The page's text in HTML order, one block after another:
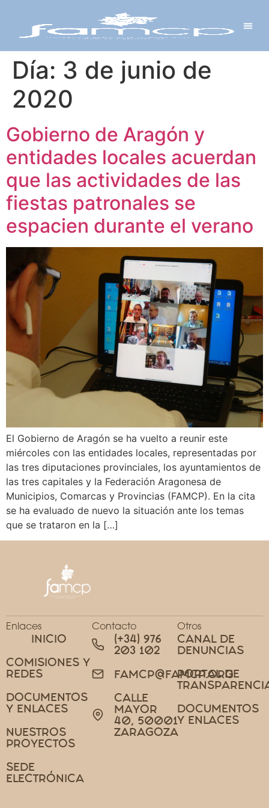
Día: 3 de junio de
2020
Gobierno de Aragón y
entidades locales acuerdan
que las actividades de las
fiestas patronales se
espacien durante el verano
El Gobierno de Aragón se ha vuelto a reunir este
miércoles con las entidades locales, representadas por
las tres diputaciones provinciales, los ayuntamientos de
las tres capitales y la Federación Aragonesa de
Municipios, Comarcas y Provincias (FAMCP). En la cita
se ha evaluado de nuevo la situación ante los temas
que se trataron en la […]
Enlaces
INICIO
COMISIONES Y
REDES
DOCUMENTOS
Y ENLACES
NUESTROS
PROYECTOS
SEDE
ELECTRÓNICA
Contacto
(+34) 976
203 102
FAMCP@FAMCP.ORG
CALLE
MAYOR
40, 50001
ZARAGOZA
Otros
CANAL DE
DENUNCIAS
PORTAL DE
DOCUMENTOS
Y ENLACES